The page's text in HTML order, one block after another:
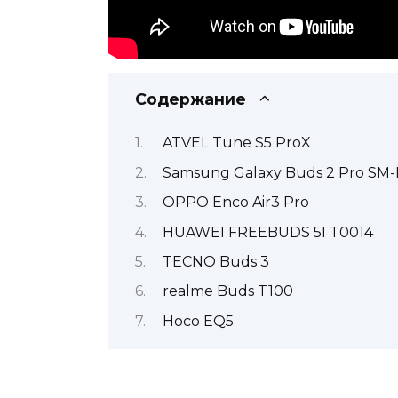
Содержание
ATVEL Tune S5 ProX
Samsung Galaxy Buds 2 Pro SM-
OPPO Enco Air3 Pro
HUAWEI FREEBUDS 5I T0014
TECNO Buds 3
realme Buds T100
Hoco EQ5